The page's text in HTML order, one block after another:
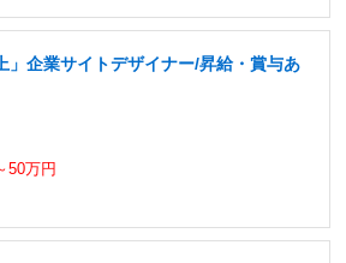
」企業サイトデザイナー/昇給・賞与あ
50万円